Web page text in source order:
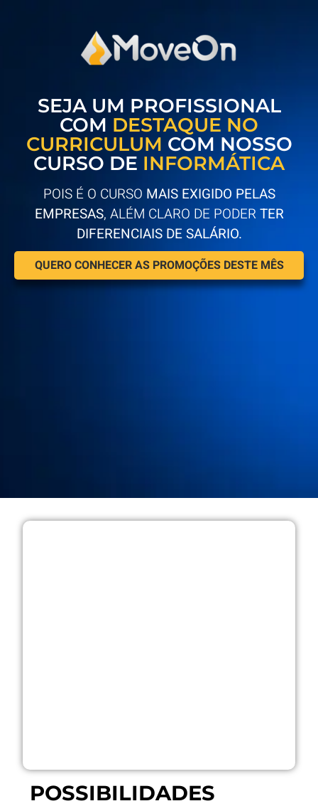
SEJA UM PROFISSIONAL
COM DESTAQUE NO
CURRICULUM COM NOSSO
CURSO DE INFORMÁTICA
POIS É O CURSO MAIS EXIGIDO PELAS
EMPRESAS, ALÉM CLARO DE PODERTER
DIFERENCIAIS DE SALÁRIO.
QUERO CONHECER AS PROMOÇÕES DESTE MÊS
POSSIBILIDADES